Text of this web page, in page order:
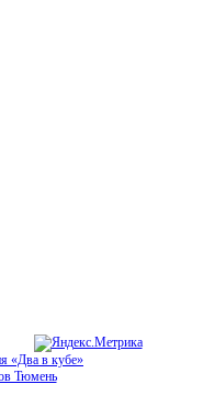
«Два в кубе»
Тюмень